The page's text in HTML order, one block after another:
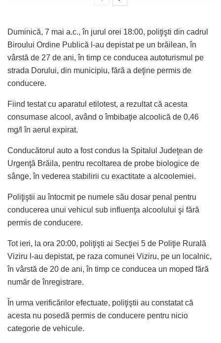
Duminică, 7 mai a.c., în jurul orei 18:00, poliţişti din cadrul
Biroului Ordine Publică l-au depistat pe un brăilean, în
vârstă de 27 de ani, în timp ce conducea autoturismul pe
strada Dorului, din municipiu, fără a deţine permis de
conducere.
Fiind testat cu aparatul etilotest, a rezultat că acesta
consumase alcool, având o îmbibaţie alcoolică de 0,46
mg/l în aerul expirat.
Conducătorul auto a fost condus la Spitalul Judeţean de
Urgenţă Brăila, pentru recoltarea de probe biologice de
sânge, în vederea stabilirii cu exactitate a alcoolemiei.
Poliţiştii au întocmit pe numele său dosar penal pentru
conducerea unui vehicul sub influenţa alcoolului şi fără
permis de conducere.
Tot ieri, la ora 20:00, poliţişti ai Secţiei 5 de Poliţie Rurală
Viziru l-au depistat, pe raza comunei Viziru, pe un localnic,
în vârstă de 20 de ani, în timp ce conducea un moped fără
număr de înregistrare.
În urma verificărilor efectuate, poliţiştii au constatat că
acesta nu posedă permis de conducere pentru nicio
categorie de vehicule.